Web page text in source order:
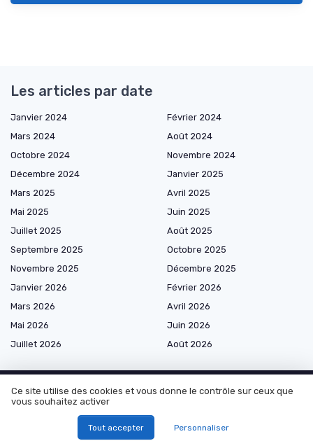
Les articles par date
Janvier 2024
Février 2024
Mars 2024
Août 2024
Octobre 2024
Novembre 2024
Décembre 2024
Janvier 2025
Mars 2025
Avril 2025
Mai 2025
Juin 2025
Juillet 2025
Août 2025
Septembre 2025
Octobre 2025
Novembre 2025
Décembre 2025
Janvier 2026
Février 2026
Mars 2026
Avril 2026
Mai 2026
Juin 2026
Juillet 2026
Août 2026
Comprendre la posture professionnelle : définition et enjeux
Ce site utilise des cookies et vous donne le contrôle sur ceux que
vous souhaitez activer
Tout accepter Personnaliser